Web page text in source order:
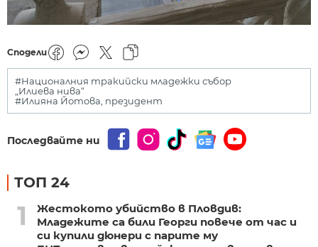
Сподели
#Националния тракийски младежки събор
„Илиева нива“
#Илияна Йотова, президент
Последвайте ни
ТОП 24
1
Жестокото убийство в Пловдив:
Младежите са били Георги повече от час и
си купили дюнери с парите му